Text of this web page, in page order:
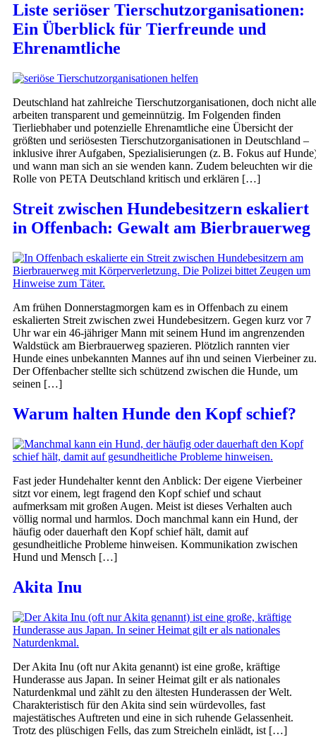
Liste seriöser Tierschutzorganisationen:
Ein Überblick für Tierfreunde und
Ehrenamtliche
Deutschland hat zahlreiche Tierschutzorganisationen, doch nicht alle
arbeiten transparent und gemeinnützig. Im Folgenden finden
Tierliebhaber und potenzielle Ehrenamtliche eine Übersicht der
größten und seriösesten Tierschutzorganisationen in Deutschland –
inklusive ihrer Aufgaben, Spezialisierungen (z. B. Fokus auf
und wann man sich an sie wenden kann. Zudem beleuchten wir die
Rolle von PETA Deutschland kritisch und erklären […]
Streit zwischen Hundebesitzern eskaliert
in Offenbach: Gewalt am Bierbrauerweg
Am frühen Donnerstagmorgen kam es in Offenbach zu einem
eskalierten Streit zwischen zwei Hundebesitzern. Gegen kurz vor 7
Uhr war ein 46-jähriger Mann mit seinem Hund im angrenzenden
Waldstück am Bierbrauerweg spazieren. Plötzlich rannten vier
Hunde eines unbekannten Mannes auf ihn und seinen Vierbeiner zu.
Der Offenbacher stellte sich schützend zwischen die Hunde, um
seinen […]
Warum halten Hunde den Kopf schief?
Fast jeder Hundehalter kennt den Anblick: Der eigene Vierbeiner
sitzt vor einem, legt fragend den Kopf schief und schaut
aufmerksam mit großen Augen. Meist ist dieses Verhalten auch
völlig normal und harmlos. Doch manchmal kann ein Hund, der
häufig oder dauerhaft den Kopf schief hält, damit auf
gesundheitliche Probleme hinweisen. Kommunikation zwischen
Hund und Mensch […]
Akita Inu
Der Akita Inu (oft nur Akita genannt) ist eine große, kräftige
Hunderasse aus Japan. In seiner Heimat gilt er als nationales
Naturdenkmal und zählt zu den ältesten Hunderassen der Welt.
Charakteristisch für den Akita sind sein würdevolles, fast
majestätisches Auftreten und eine in sich ruhende Gelassenheit.
Trotz des plüschigen Fells, das zum Streicheln einlädt, ist […]